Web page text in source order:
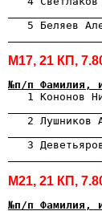
5 Беляев
М17, 21 КП,
№п/п
1 Кононов
2 Лушников
М21, 21 КП,
№п/п